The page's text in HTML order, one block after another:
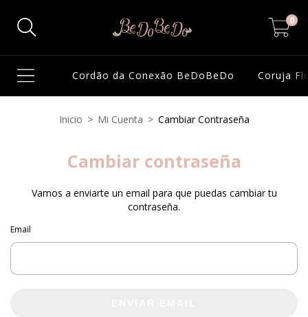
0
Cordão da Conexão BeDoBeDo Coruja
Inicio > Mi Cuenta > Cambiar Contraseña
Cambiar contraseña
Vamos a enviarte un email para que puedas cambiar tu
contraseña.
Email